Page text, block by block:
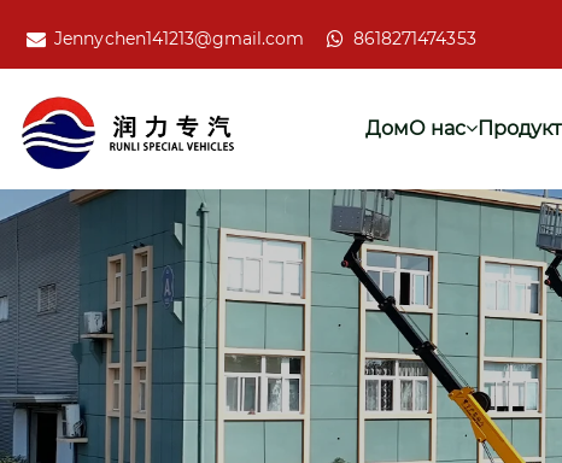
Jennychen141213@gmail.com 8618271474353
ДомО нас